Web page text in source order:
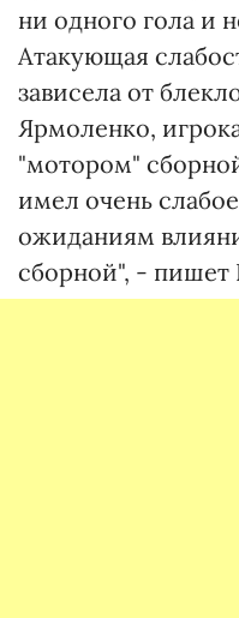
ни одного гола и
Атакующая
зависела от
Ярмоленко,
"мотором"
имел очень
ожиданиям
сборной", - пишет